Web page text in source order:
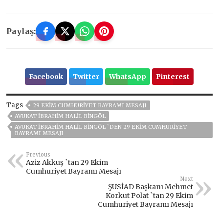
Paylaş:
Facebook Twitter WhatsApp Pinterest
Tags
29 EKIM CUMHURIYET BAYRAMI MESAJI
AVUKAT İBRAHIM HALIL BINGÖL
AVUKAT İBRAHIM HALIL BINGÖL `DEN 29 EKIM CUMHURIYET
BAYRAMI MESAJI
Previous
Aziz Akkuş `tan 29 Ekim
Cumhuriyet Bayramı Mesajı
Next
ŞUSİAD Başkanı Mehmet
Korkut Polat `tan 29 Ekim
Cumhuriyet Bayramı Mesajı